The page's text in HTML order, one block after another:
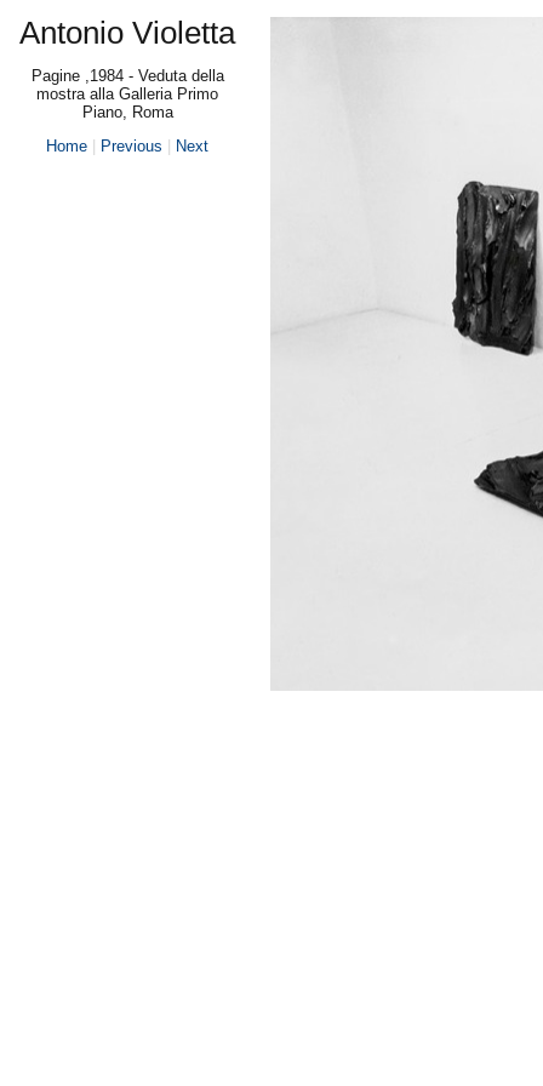
Antonio Violetta
Pagine ,1984 - Veduta della
mostra alla Galleria Primo
Piano, Roma
Home
Previous Next